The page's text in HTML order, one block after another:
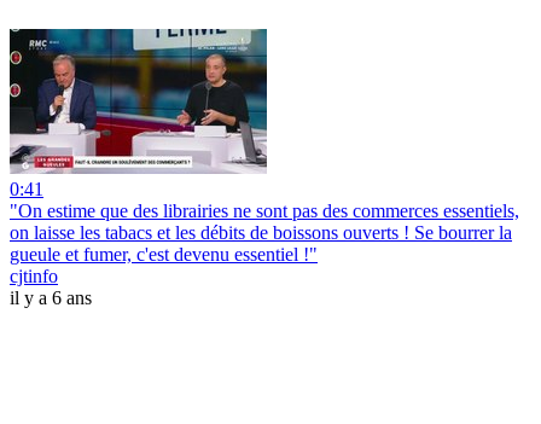
0:41
"On estime que des librairies ne sont pas des commerces essentiels,
on laisse les tabacs et les débits de boissons ouverts ! Se bourrer la
gueule et fumer, c'est devenu essentiel !"
cjtinfo
il y a 6 ans